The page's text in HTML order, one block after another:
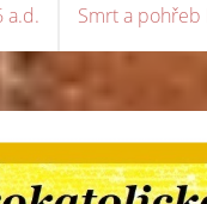
a.d. Smrt a pohřeb